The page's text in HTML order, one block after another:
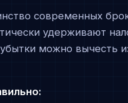
современных
удерживают
можно вычесть